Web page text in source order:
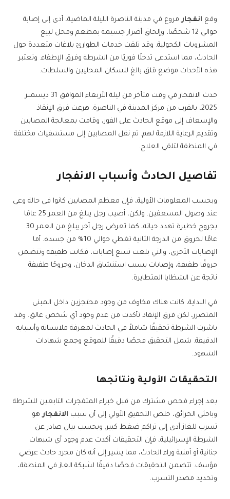
وقع انفجارمروع في مدينة الناصرة الليلة الماضية، أدى إلى إصابة
حوالي 12 شخصًا، وإلحاق أضرار جسيمة بمطعم ومحل لبيع
المشروبات الكحولية. وقد تلقت خدمات الطوارئ بلاغات متعددة حول
الحادث، مما استدعى تدخلًا فوريًا من الشرطة وفرق الإطفاء. وتعتبر
هذه الأحداث موضع قلق بالغ للسكان المحليين والسلطات.
حدث الانفجار في وقت متأخر من ليلة الأربعاء الموافق 31 ديسمبر
2025، بالقرب من مركز المدينة في الناصرة. هرعت فرق الإنقاذ
والإسعاف إلى موقع الحادث على الفور، وقامت بمعالجة المصابين
وتقديم الرعاية اللازمة لهم. تم نقل المصابين إلى مستشفيات مختلفة
في المنطقة لتلقي العلاج.
تفاصيل الحادث وأسباب الانفجار
وبحسب المعلومات الأولية، فإن معظم المصابين كانوا في حالة وعي
عند وصول المسعفين. ولكن، أصيب رجل يبلغ من العمر 25 عامًا
بجروح خطيرة تهدد حياته، كما تعرض رجل آخر يبلغ من العمر 30
عامًا لحروق من الدرجة الثانية تغطي حوالي 10% من جسده. أما
الإصابات الأخرى، والتي بلغت تسع إصابات، فكانت طفيفة وتتضمن
حروقًا طفيفة، وإصابات بسبب استنشاق الدخان، وجروحًا طفيفة
ناتجة عن الشظايا المتطايرة.
في البداية، كانت هناك مخاوف من وجود محتجزين داخل المبنى
المتضرر، لكن فرق الإنقاذ تأكدت من عدم وجود أي شخص عالق. وقد
باشرت الشرطة تحقيقًا شاملاً في الحادث لمعرفة ملابساته وأسبابه
الدقيقة. شمل التحقيق فحصًا دقيقًا للموقع وجمع شهادات
الشهود.
التحقيقات الأولية ونتائجها
بعد إجراء فحص مشترك من قبل خبراء المتفجرات التابعين للشرطة
وباحثي الحرائق، خلص التحقيق الأولي إلى أن سبب الانفجارهو
تسرب للغاز أدى إلى تراكم ضغط كبير. وبحسب بيان صادر عن
الشرطة الإسرائيلية، فإن التحقيقات أكدت عدم وجود أي شبهات
جنائية أو أمنية وراء الحادث، مما يشير إلى أنه كان مجرد حادث عرضي
مؤسف. تتضمن التحقيقات فحصًا دقيقًا لشبكة الغاز في المنطقة،
وتحديد مصدر التسرب.